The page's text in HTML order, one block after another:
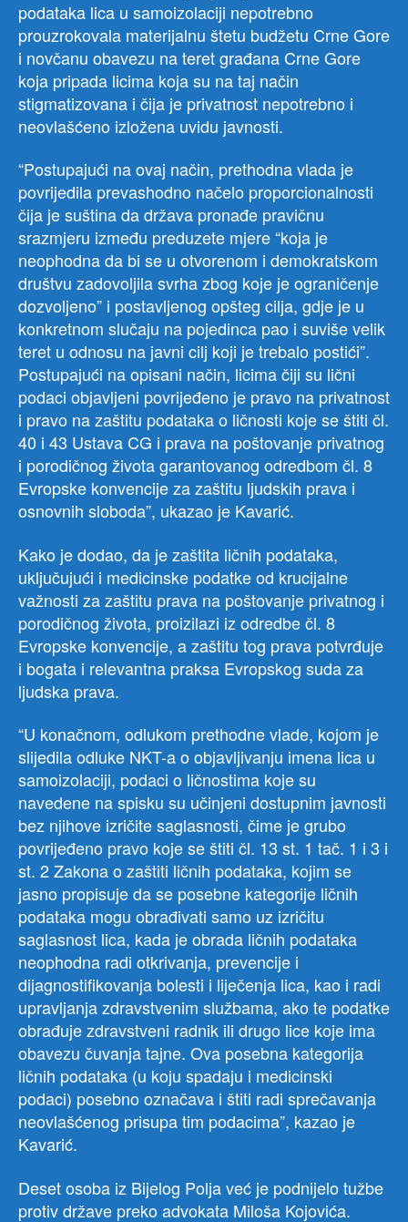
podataka lica u samoizolaciji nepotrebno
prouzrokovala materijalnu štetu budžetu Crne Gore
i novčanu obavezu na teret građana Crne Gore
koja pripada licima koja su na taj način
stigmatizovana i čija je privatnost nepotrebno i
neovlašćeno izložena uvidu javnosti.
“Postupajući na ovaj način, prethodna vlada je
povrijedila prevashodno načelo proporcionalnosti
čija je suština da država pronađe pravičnu
srazmjeru između preduzete mjere “koja je
neophodna da bi se u otvorenom i demokratskom
društvu zadovoljila svrha zbog koje je ograničenje
dozvoljeno” i postavljenog opšteg cilja, gdje je u
konkretnom slučaju na pojedinca pao i suviše velik
teret u odnosu na javni cilj koji je trebalo postići”.
Postupajući na opisani način, licima čiji su lični
podaci objavljeni povrijeđeno je pravo na privatnost
i pravo na zaštitu podataka o ličnosti koje se štiti čl.
40 i 43 Ustava CG i prava na poštovanje privatnog
i porodičnog života garantovanog odredbom čl. 8
Evropske konvencije za zaštitu ljudskih prava i
osnovnih sloboda”, ukazao je Kavarić.
Kako je dodao, da je zaštita ličnih podataka,
uključujući i medicinske podatke od krucijalne
važnosti za zaštitu prava na poštovanje privatnog i
porodičnog života, proizilazi iz odredbe čl. 8
Evropske konvencije, a zaštitu tog prava potvrđuje
i bogata i relevantna praksa Evropskog suda za
ljudska prava.
“U konačnom, odlukom prethodne vlade, kojom je
slijedila odluke NKT-a o objavljivanju imena lica u
samoizolaciji, podaci o ličnostima koje su
navedene na spisku su učinjeni dostupnim javnosti
bez njihove izričite saglasnosti, čime je grubo
povrijeđeno pravo koje se štiti čl. 13 st. 1 tač. 1 i 3 i
st. 2 Zakona o zaštiti ličnih podataka, kojim se
jasno propisuje da se posebne kategorije ličnih
podataka mogu obrađivati samo uz izričitu
saglasnost lica, kada je obrada ličnih podataka
neophodna radi otkrivanja, prevencije i
dijagnostifikovanja bolesti i liječenja lica, kao i radi
upravljanja zdravstvenim službama, ako te podatke
obrađuje zdravstveni radnik ili drugo lice koje ima
obavezu čuvanja tajne. Ova posebna kategorija
ličnih podataka (u koju spadaju i medicinski
podaci) posebno označava i štiti radi sprečavanja
neovlašćenog prisupa tim podacima”, kazao je
Kavarić.
Deset osoba iz Bijelog Polja već je podnijelo tužbe
protiv države preko advokata Miloša Kojovića.